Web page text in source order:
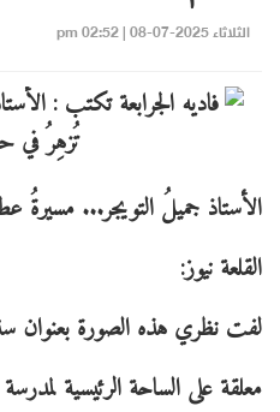
الثلاثاء 2025-07-08 | 02:52 pm
الأستاذ جميلُ التويجر... مسيرةُ
القلعة نيوز:
لفت نظري هذه الصورة بعنوان
معلقة على الساحة الرئيسية لمدرسة